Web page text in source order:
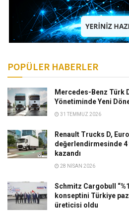
POPÜLER HABERLER
Mercedes-Benz Türk
Yönetiminde Yeni
31 TEMMUZ 2026
Renault Trucks D,
değerlendirmesinde 4
kazandı
28 NISAN 2026
Schmitz Cargobull
konseptini Türkiye
üreticisi oldu